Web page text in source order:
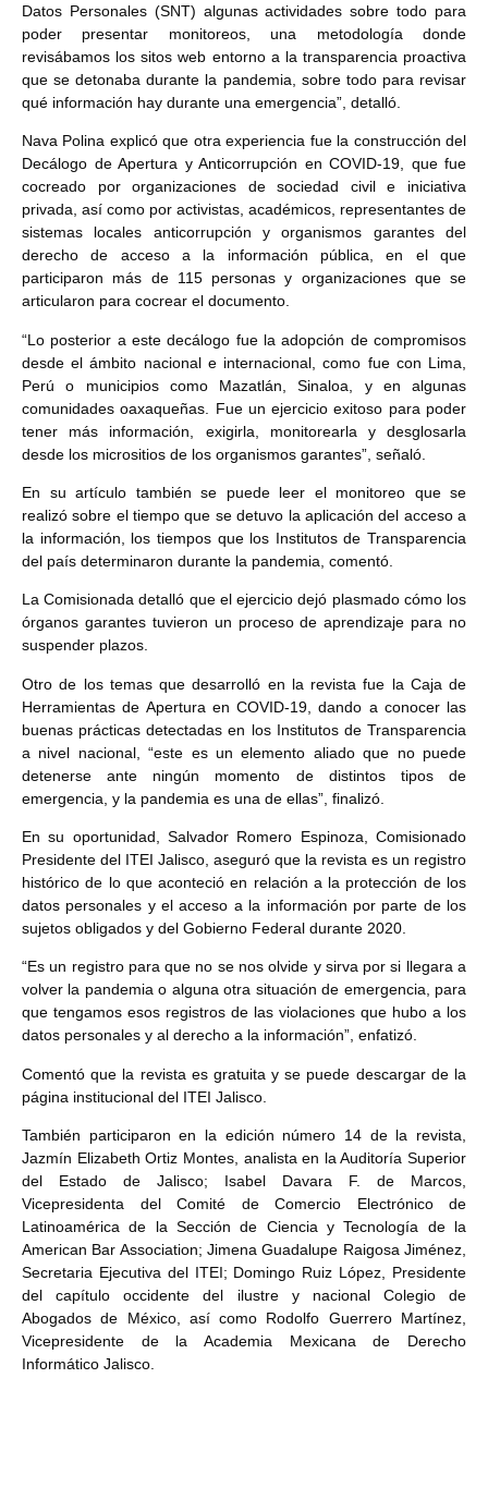
Datos Personales (SNT) algunas actividades sobre todo para
poder presentar monitoreos, una metodología donde
revisábamos los sitos web entorno a la transparencia proactiva
que se detonaba durante la pandemia, sobre todo para revisar
qué información hay durante una emergencia”, detalló.
Nava Polina explicó que otra experiencia fue la construcción del
Decálogo de Apertura y Anticorrupción en COVID-19, que fue
cocreado por organizaciones de sociedad civil e iniciativa
privada, así como por activistas, académicos, representantes de
sistemas locales anticorrupción y organismos garantes del
derecho de acceso a la información pública, en el que
participaron más de 115 personas y organizaciones que se
articularon para cocrear el documento.
“Lo posterior a este decálogo fue la adopción de compromisos
desde el ámbito nacional e internacional, como fue con Lima,
Perú o municipios como Mazatlán, Sinaloa, y en algunas
comunidades oaxaqueñas. Fue un ejercicio exitoso para poder
tener más información, exigirla, monitorearla y desglosarla
desde los micrositios de los organismos garantes”, señaló.
En su artículo también se puede leer el monitoreo que se
realizó sobre el tiempo que se detuvo la aplicación del acceso a
la información, los tiempos que los Institutos de Transparencia
del país determinaron durante la pandemia, comentó.
La Comisionada detalló que el ejercicio dejó plasmado cómo los
órganos garantes tuvieron un proceso de aprendizaje para no
suspender plazos.
Otro de los temas que desarrolló en la revista fue la Caja de
Herramientas de Apertura en COVID-19, dando a conocer las
buenas prácticas detectadas en los Institutos de Transparencia
a nivel nacional, “este es un elemento aliado que no puede
detenerse ante ningún momento de distintos tipos de
emergencia, y la pandemia es una de ellas”, finalizó.
En su oportunidad, Salvador Romero Espinoza, Comisionado
Presidente del ITEI Jalisco, aseguró que la revista es un registro
histórico de lo que aconteció en relación a la protección de los
datos personales y el acceso a la información por parte de los
sujetos obligados y del Gobierno Federal durante 2020.
“Es un registro para que no se nos olvide y sirva por si llegara a
volver la pandemia o alguna otra situación de emergencia, para
que tengamos esos registros de las violaciones que hubo a los
datos personales y al derecho a la información”, enfatizó.
Comentó que la revista es gratuita y se puede descargar de la
página institucional del ITEI Jalisco.
También participaron en la edición número 14 de la revista,
Jazmín Elizabeth Ortiz Montes, analista en la Auditoría Superior
del Estado de Jalisco; Isabel Davara F. de Marcos,
Vicepresidenta del Comité de Comercio Electrónico de
Latinoamérica de la Sección de Ciencia y Tecnología de la
American Bar Association; Jimena Guadalupe Raigosa Jiménez,
Secretaria Ejecutiva del ITEI; Domingo Ruiz López, Presidente
del capítulo occidente del ilustre y nacional Colegio de
Abogados de México, así como Rodolfo Guerrero Martínez,
Vicepresidente de la Academia Mexicana de Derecho
Informático Jalisco.